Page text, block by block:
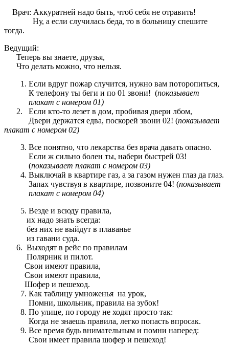
Врач: Аккуратней надо быть, чтоб себя не отравить!
Ну, а если случилась беда, то в больницу спешите
тогда.
Ведущий:
Теперь вы знаете, друзья,
Что делать можно, что нельзя.
Если вдруг пожар случится, нужно вам поторопиться,
К телефону ты беги и по 01 звони! (показывает
плакат с номером 01)
2. Если кто-то лезет в дом, пробивая двери лбом,
Двери держатся едва, поскорей звони 02! (показывает
плакат с номером 02)
Все понятно, что лекарства без врача давать опасно.
Если ж сильно болен ты, набери быстрей 03!
(показывает плакат с номером 03)
Выключай в квартире газ, а за газом нужен глаз да глаз.
Запах чувствуя в квартире, позвоните 04! (показывает
плакат с номером 04)
Везде и всюду правила,
их надо знать всегда:
без них не выйдут в плаванье
из гавани суда.
6. Выходят в рейс по правилам
Полярник и пилот.
Свои имеют правила,
Свои имеют правила,
Шофер и пешеход.
Как таблицу умноженья на урок,
Помни, школьник, правила на зубок!
По улице, по городу не ходят просто так:
Когда не знаешь правила, легко попасть впросак.
Все время будь внимательным и помни наперед:
Свои имеет правила шофер и пешеход!